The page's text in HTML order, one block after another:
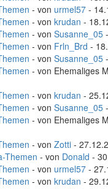
- von urmel57 -
- von krudan -
- von Susanne_05
- von Frln_Brd -
- von Susanne_05
- von Ehemaliges
- von krudan -
- von Susanne_05
- von Ehemaliges
- von Zotti -
Themen - von Donald -
- von urmel57 -
- von krudan -